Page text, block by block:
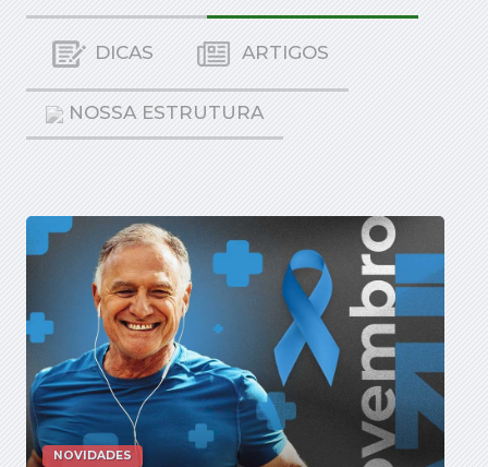
DICAS ARTIGOS
NOSSA ESTRUTURA
NOVIDADES